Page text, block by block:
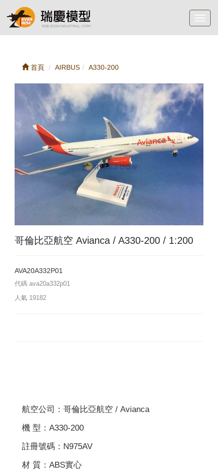
首頁 AIRBUS A330-200
哥倫比亞航空 Avianca / A330-200 / 1:200
AVA20A332P01
代碼 ava20a332p01
人氣 19182
航空公司：哥倫比亞航空 / Avianca
機 型：A330-200
註冊號碼：N975AV
材 質：ABS實心